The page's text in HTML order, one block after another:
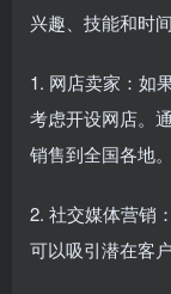
兴趣、技能和时
1. 网店卖家：如
考虑开设网店。
销售到全国各地。
2. 社交媒体营销
可以吸引潜在客